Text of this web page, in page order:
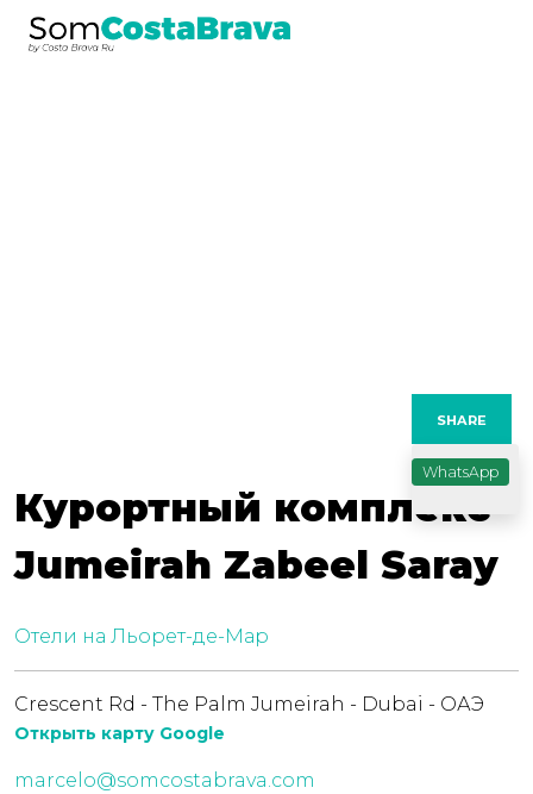
Курортный комплекс
Jumeirah Zabeel Saray
Отели на Льорет-де-Мар
Crescent Rd - The Palm Jumeirah - Dubai - ОАЭ
Открыть карту Google
marcelo@somcostabrava.com
SHARE
WhatsApp